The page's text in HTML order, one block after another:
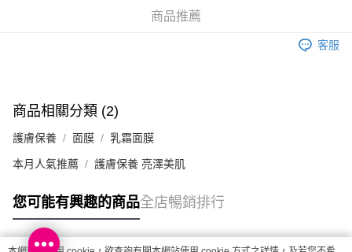
每筆HK$65.00，滿HK$300.00或以上免運費
(香港門市) 只顯示可選門市。確認發貨後2-5個工作天到店，3天內
(澳門門市) 只顯示可選門市。確認發貨後2-5個工作天到店，3天內
每筆HK$20.00，滿HK$100.00或以上免運費
商品推薦
客服
商品相關分類 (2)
護膚保養 面膜 乳霜面膜
本月人氣推薦 護膚保養 亮澤美肌
您可能有興趣的商品全店暢銷排行